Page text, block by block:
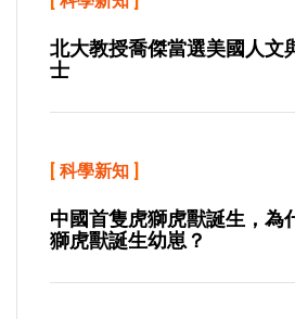
北大教授喬傑當選美國人文
士
[ 科學新知 ]
中國首隻虎獅虎獸誕生，為
獅虎獸誕生幼崽？